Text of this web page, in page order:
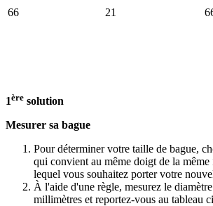
66 21
1ère solution
Mesurer sa bague
Pour déterminer votre taille de bague,
qui convient au même doigt de la
lequel vous souhaitez porter votre
À l'aide d'une règle, mesurez le
millimètres et reportez-vous au tableau